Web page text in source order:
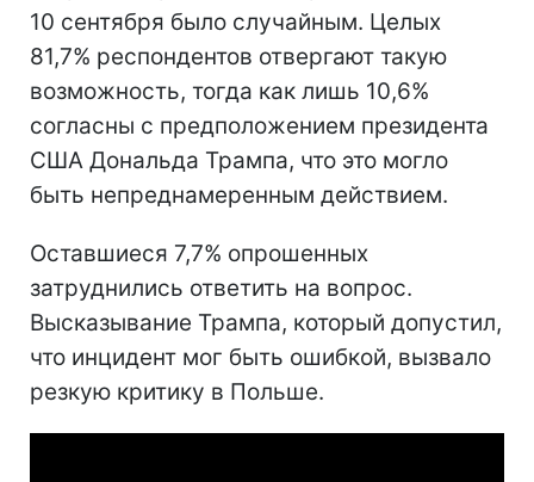
10 сентября было случайным. Целых
81,7% респондентов отвергают такую
возможность, тогда как лишь 10,6%
согласны с предположением президента
США Дональда Трампа, что это могло
быть непреднамеренным действием.
Оставшиеся 7,7% опрошенных
затруднились ответить на вопрос.
Высказывание Трампа, который допустил,
что инцидент мог быть ошибкой, вызвало
резкую критику в Польше.